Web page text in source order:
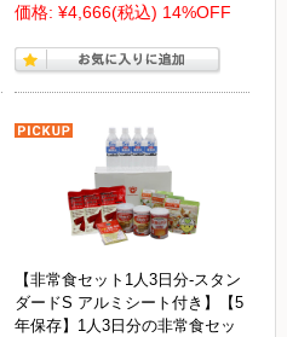
価格: ¥4,666(税込) 14%OFF
【非常食セット1人3日分-スタン
ダードS アルミシート付き】【5
年保存】1人3日分の非常食セッ